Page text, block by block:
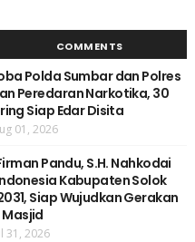
COMMENTS
Polda Sumbar dan Polres
Peredaran Narkotika, 30
Siap Edar Disita
01, 2026
Pandu, S.H. Nahkodai
Kabupaten Solok
Siap Wujudkan Gerakan
31, 2026